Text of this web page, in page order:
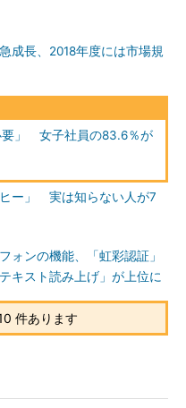
成長、2018年度には市場規
要」 女子社員の83.6％が
ヒー」 実は知らない人が7
ォンの機能、「虹彩認証」
キスト読み上げ」が上位に
件あります